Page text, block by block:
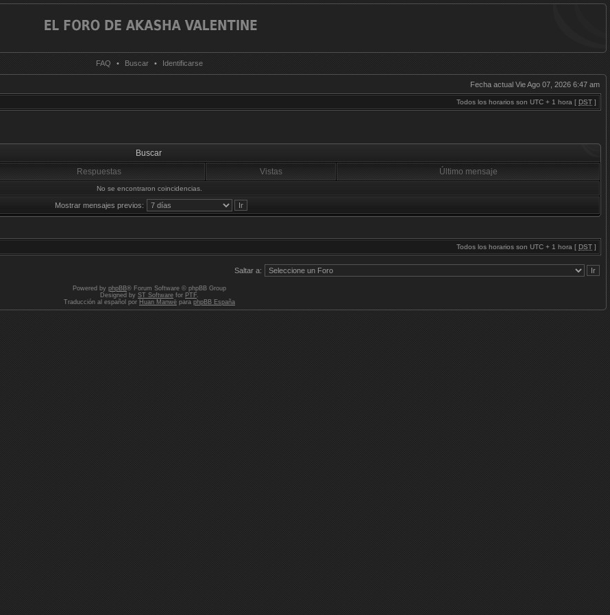
FAQ • Buscar • Identificarse
Fecha actual Vie Ago 07, 2026 6:47 am
Todos los horarios son UTC + 1 hora [ DST ]
Buscar
Respuestas Vistas Último mensaje
No se encontraron coincidencias.
Mostrar mensajes previos:
Todos los horarios son UTC + 1 hora [ DST ]
Saltar a:
Powered by phpBB® Forum Software © phpBB Group
Designed by ST Software for PTF.
Traducción al español por Huan Manwë para phpBB España